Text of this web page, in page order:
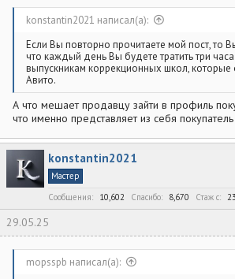
konstantin2021 написал(а):
Если Вы повторно прочитаете мой пост, то
что каждый день Вы будете тратить три
выпускникам коррекционных школ, которые
Авито.
А что мешает продавцу зайти в профиль
что именно представляет из себя
konstantin2021
Мастер
Сообщения
10,602 Спасибо 8,670 Стаж c
29.05.25
mopsspb написал(а):